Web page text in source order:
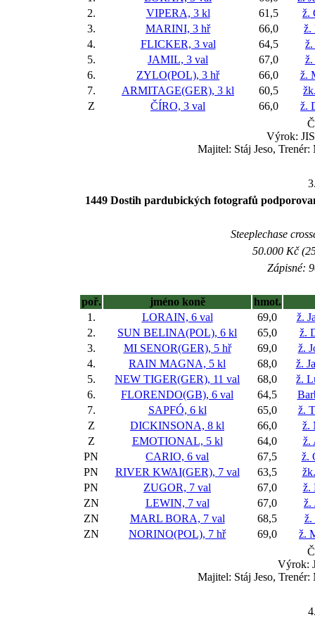
2.
VIPERA, 3 kl 61,5
ž.
3.
MARINI, 3 hř 66,0
ž.
4.
FLICKER, 3 val 64,5
ž.
5.
JAMIL, 3 val 67,0
ž.
6.
ZYLO(POL), 3 hř 66,0
ž.
7.
ARMITAGE(GER), 3 kl 60,5
Z
ČÍRO, 3 val 66,0
ž.
Výrok:
Majitel: Stáj Jeso,
1449 Dostih pardubických fotografů
Steeplechase
50.000 Kč
Zápisné:
poř. jméno koně
hmot.
1.
LORAIN, 6 val 69,0
ž.
2.
SUN BELINA(POL), 6 kl 65,0
ž.
3.
MI SENOR(GER), 5 hř 69,0
ž.
4.
RAIN MAGNA, 5 kl 68,0
ž.
5.
NEW TIGER(GER), 11 val 68,0
ž.
6.
FLORENDO(GB), 6 val 64,5
7.
SAPFÓ, 6 kl 65,0
ž.
Z
DICKINSONA, 8 kl 66,0
ž.
Z
EMOTIONAL, 5 kl 64,0
ž.
PN
CARIO, 6 val 67,5
ž.
PN
RIVER KWAI(GER), 7 val 63,5
PN
ZUGOR, 7 val 67,0
ž.
ZN
LEWIN, 7 val 67,0
ž.
ZN
MARL BORA, 7 val 68,5
ž.
ZN
NORINO(POL), 7 hř 69,0
ž.
Výrok:
Majitel: Stáj Jeso,